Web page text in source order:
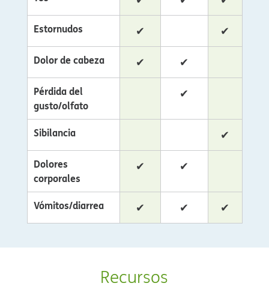
Estornudos​​ ✔​​ ✔​​
Dolor de cabeza​​ ✔​​ ✔​​
Pérdida del
gusto/olfato​​
✔​​
Sibilancia​​ ✔​​
Dolores
corporales​​
✔​​ ✔​​
Vómitos/diarrea​​ ✔​​ ✔​​ ✔​​
Recursos​​